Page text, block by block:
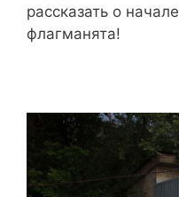
рассказать о
флагманята!